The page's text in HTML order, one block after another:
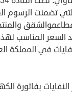
التي تضمنت الرسوم
المناسب
في المملكة
بفاتورة